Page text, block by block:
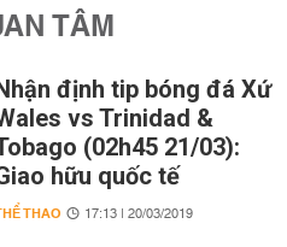
TÂM
định tip bóng đá Xứ
vs Trinidad &
(02h45 21/03):
hữu quốc tế
THAO 17:13 | 20/03/2019